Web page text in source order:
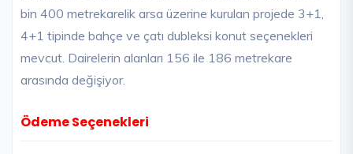
bin 400 metrekarelik arsa üzerine kurulan projede 3+1,
4+1 tipinde bahçe ve çatı dubleksi konut seçenekleri
mevcut. Dairelerin alanları 156 ile 186 metrekare
arasında değişiyor.
Ödeme Seçenekleri